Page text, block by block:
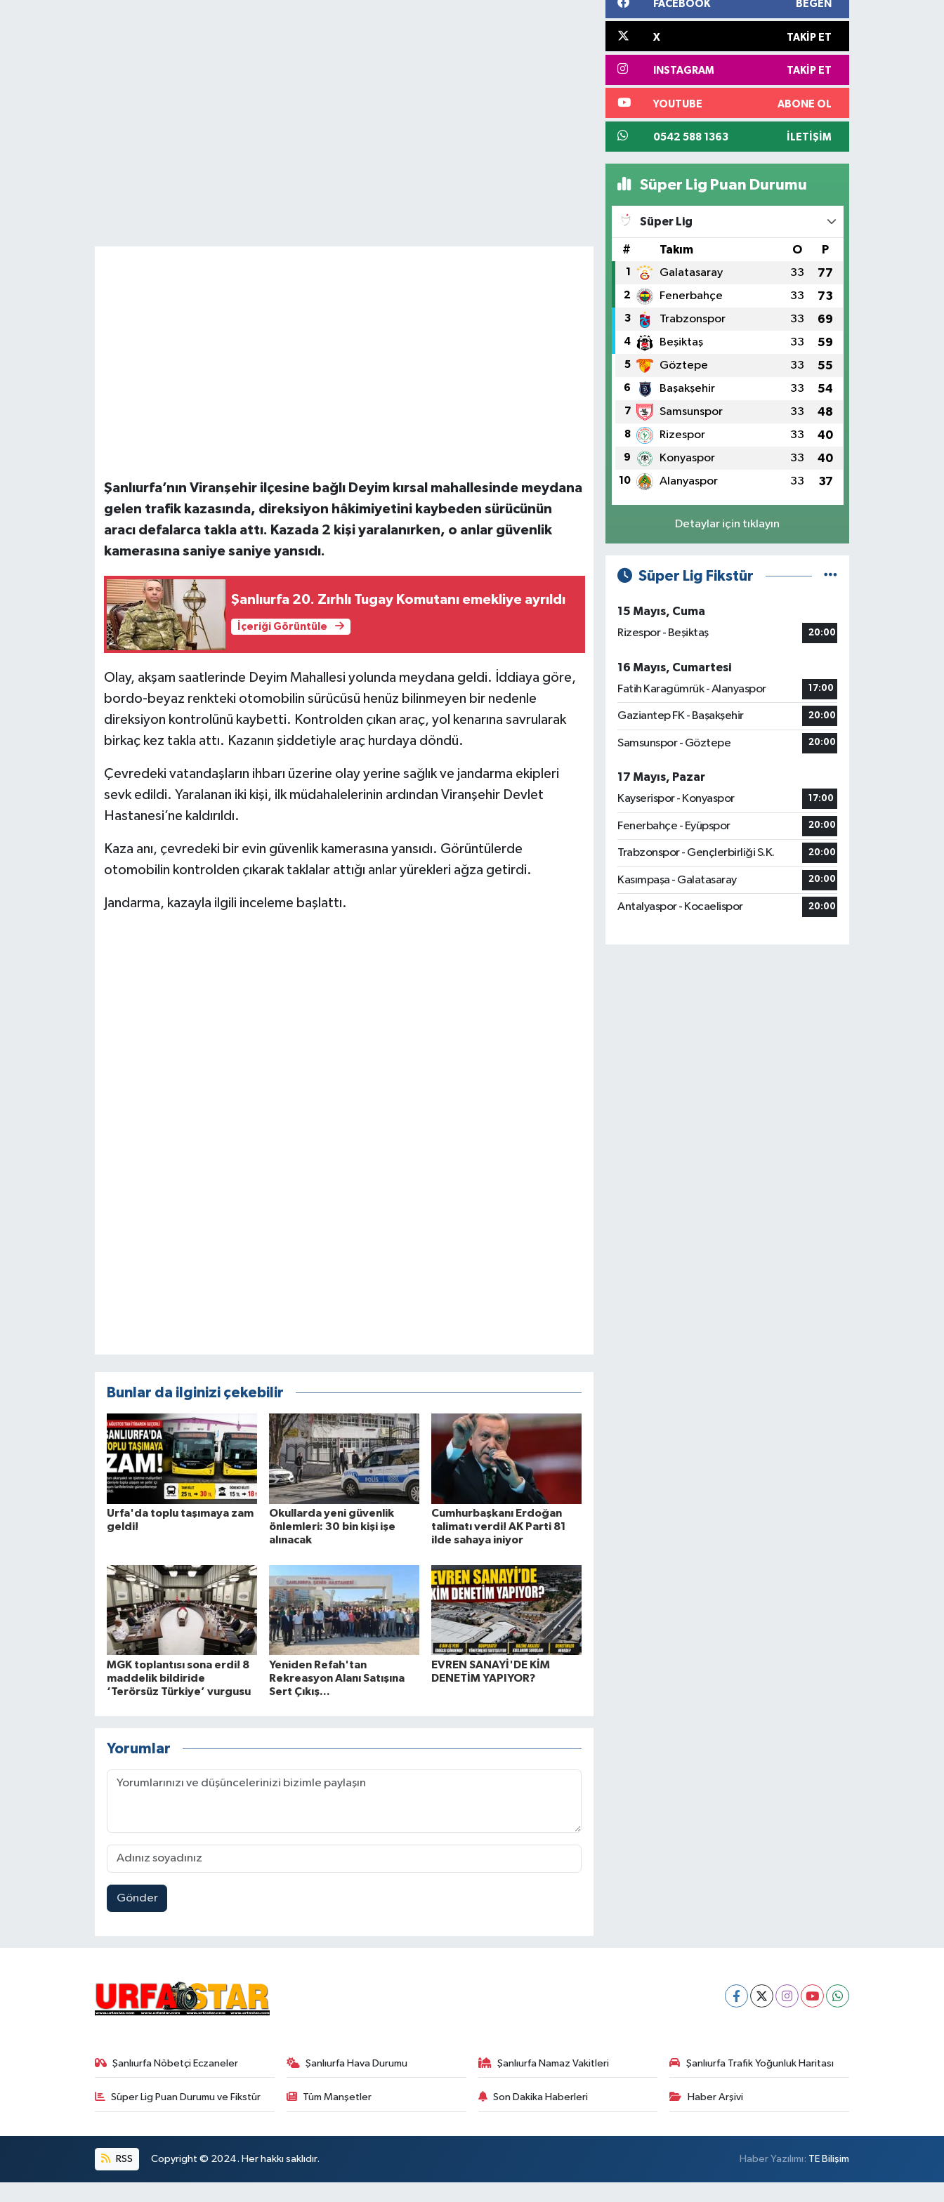
Şanlıurfa’nın Viranşehir ilçesine bağlı Deyim kırsal mahallesinde meydana
gelen trafik kazasında, direksiyon hâkimiyetini kaybeden sürücünün
aracı defalarca takla attı. Kazada 2 kişi yaralanırken, o anlar güvenlik
kamerasına saniye saniye yansıdı.
Şanlıurfa 20. Zırhlı Tugay Komutanı emekliye ayrıldı
İçeriği Görüntüle
Olay, akşam saatlerinde Deyim Mahallesi yolunda meydana geldi. İddiaya göre,
bordo-beyaz renkteki otomobilin sürücüsü henüz bilinmeyen bir nedenle
direksiyon kontrolünü kaybetti. Kontrolden çıkan araç, yol kenarına savrularak
birkaç kez takla attı. Kazanın şiddetiyle araç hurdaya döndü.
Çevredeki vatandaşların ihbarı üzerine olay yerine sağlık ve jandarma ekipleri
sevk edildi. Yaralanan iki kişi, ilk müdahalelerinin ardından Viranşehir Devlet
Hastanesi’ne kaldırıldı.
Kaza anı, çevredeki bir evin güvenlik kamerasına yansıdı. Görüntülerde
otomobilin kontrolden çıkarak taklalar attığı anlar yürekleri ağza getirdi.
Jandarma, kazayla ilgili inceleme başlattı.
Bunlar da ilginizi çekebilir
Urfa'da toplu taşımaya zam
geldi!
Okullarda yeni güvenlik
önlemleri: 30 bin kişi işe
alınacak
Cumhurbaşkanı Erdoğan
talimatı verdi! AK Parti 81
ilde sahaya iniyor
MGK toplantısı sona erdi! 8
maddelik bildiride
‘Terörsüz Türkiye’ vurgusu
Yeniden Refah'tan
Rekreasyon Alanı Satışına
Sert Çıkış...
EVREN SANAYİ'DE KİM
DENETİM YAPIYOR?
Yorumlar
Gönder
FACEBOOK BEĞEN
X TAKIP ET
INSTAGRAM TAKIP ET
YOUTUBE ABONE OL
0542 588 1363 İLETIŞIM
Süper Lig Puan Durumu
Süper Lig
# Takım O P
1 Galatasaray 33 77
2 Fenerbahçe 33 73
3 Trabzonspor 33 69
4 Beşiktaş 33 59
5 Göztepe 33 55
6 Başakşehir 33 54
7 Samsunspor 33 48
8 Rizespor 33 40
9 Konyaspor 33 40
10 Alanyaspor 33 37
Detaylar için tıklayın
Süper Lig Fikstür
15 Mayıs, Cuma
Rizespor - Beşiktaş
20:00
16 Mayıs, Cumartesi
Fatih Karagümrük - Alanyaspor
17:00
Gaziantep FK - Başakşehir 20:00
Samsunspor - Göztepe 20:00
17 Mayıs, Pazar
Kayserispor - Konyaspor
17:00
Fenerbahçe - Eyüpspor 20:00
Trabzonspor - Gençlerbirliği S.K. 20:00
Kasımpaşa - Galatasaray 20:00
Antalyaspor - Kocaelispor 20:00
Şanlıurfa Nöbetçi Eczaneler Şanlıurfa Hava Durumu Şanlıurfa Namaz Vakitleri Şanlıurfa Trafik Yoğunluk Haritası
Süper Lig Puan Durumu ve Fikstür Tüm Manşetler Son Dakika Haberleri Haber Arşivi
RSS Copyright © 2024. Her hakkı saklıdır. Haber Yazılımı: TE Bilişim